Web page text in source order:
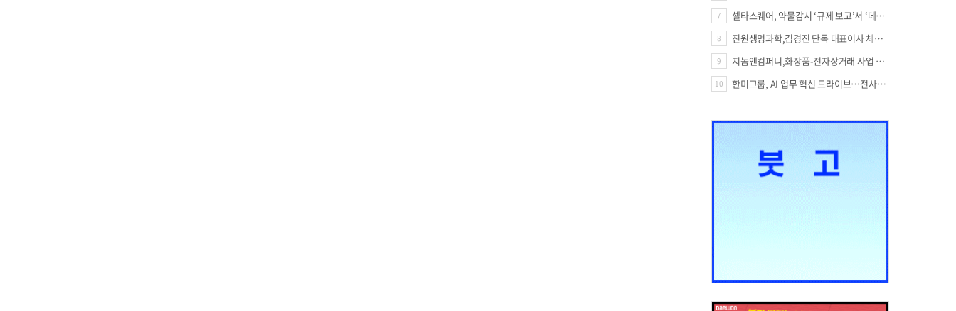
7 셀타스퀘어, 약물감시 ‘규제 보고’서 ‘데이터 의사결정’으로 "PVX 전환 요구 커진다"
8 진원생명과학,김경진 단독 대표이사 체제 돌입
9 지놈앤컴퍼니,화장품-전자상거래 사업 진출
10 한미그룹, AI 업무 혁신 드라이브…전사적 AI 활용 문화 구축